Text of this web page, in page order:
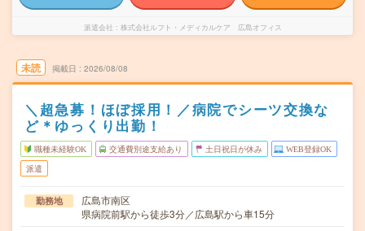
派遣会社 株式会社ルフト・メディカルケア 広島オフィス
未読 掲載日 2026/08/08
＼超急募！ほぼ採用！／病院でシーツ交換な
ど＊ゆっくり出勤！
職種未経験OK 交通費別途支給あり 土日祝日が休み WEB登録OK
派遣
勤務地
広島市南区
県病院前駅から徒歩3分／広島駅から車15分